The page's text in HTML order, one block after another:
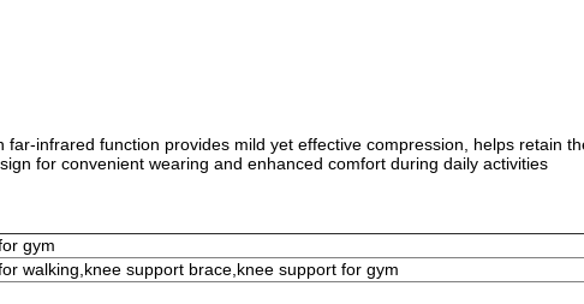
infrared function provides mild yet effective compression, helps retain
for convenient wearing and enhanced comfort during daily activities
gym
walking,knee support brace,knee support for gym